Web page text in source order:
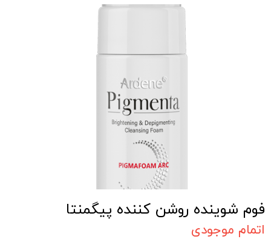
فوم شوینده روشن کننده پیگمنتا
اتمام موجودی